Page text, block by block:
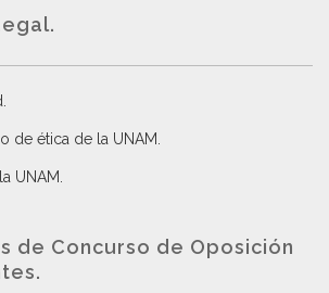
de ética de la UNAM
UNAM
de Concurso de Oposición
.